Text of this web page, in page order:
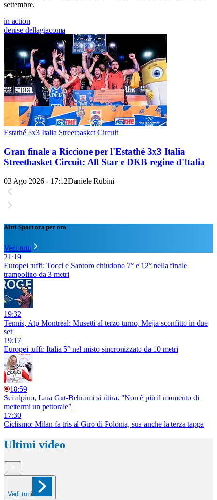
settembre.
in action
denise dellagiacoma
Estathé 3x3 Italia Streetbasket Circuit
Gran finale a Riccione per l'Estathé 3x3 Italia
Streetbasket Circuit: All Star e DKB regine d'Italia
03 Ago 2026 - 17:12Daniele Rubini
Altri Sport ora per ora
Vedi tutti
21:19
Europei tuffi: Tocci e Santoro chiudono 7° e 12° nella finale
trampolino da 3 metri
19:32
Tennis, Atp Montreal: Musetti al terzo turno, Mejia sconfitto in due
set
19:17
Europei tuffi: Italia 5° nel misto sincronizzato da 10 metri
18:59
Sci alpino, Lara Gut-Behrami si ritira: "Non è più il momento di
mettermi un pettorale"
17:30
Ciclismo: Milan fa tris al Giro di Polonia, sua anche la terza tappa
Ultimi video
Vedi tutti